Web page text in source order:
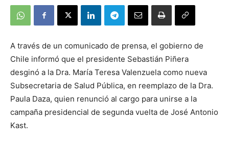
A través de un comunicado de prensa, el gobierno de
Chile informó que el presidente Sebastián Piñera
desginó a la Dra. María Teresa Valenzuela como nueva
Subsecretaria de Salud Pública, en reemplazo de la Dra.
Paula Daza, quien renunció al cargo para unirse a la
campaña presidencial de segunda vuelta de José Antonio
Kast.